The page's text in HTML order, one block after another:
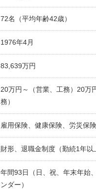
72名（平均年齢42歳）
1976年4月
83,639万円
20万円～（営業、工務）20万
務）
雇用保険、健康保険、労災保
財形、退職金制度（勤続1年以
年間93日（日、祝、年末年始
ンダー）